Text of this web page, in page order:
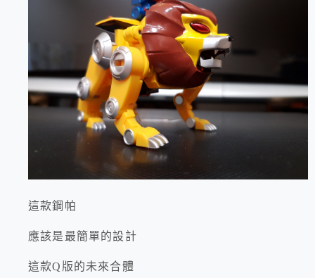
這款鋼帕
應該是最簡單的設計
這款Q版的未來合體